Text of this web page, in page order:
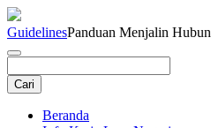
GuidelinesPanduan Menjalin
Beranda